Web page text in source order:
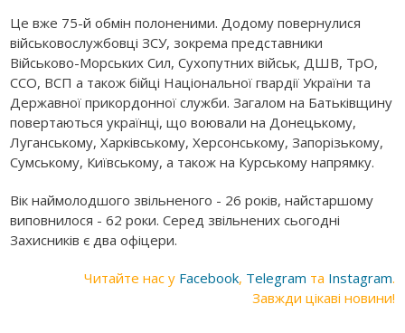
Це вже 75-й обмін полоненими. Додому повернулися
військовослужбовці ЗСУ, зокрема представники
Військово-Морських Сил, Сухопутних військ, ДШВ, ТрО,
ССО, ВСП а також бійці Національної гвардії України та
Державної прикордонної служби. Загалом на Батьківщину
повертаються українці, що воювали на Донецькому,
Луганському, Харківському, Херсонському, Запорізькому,
Сумському, Київському, а також на Курському напрямку.
Вік наймолодшого звільненого - 26 років, найстаршому
виповнилося - 62 роки. Серед звільнених сьогодні
Захисників є два офіцери.
Читайте нас у Facebook, Telegram та Instagram.
Завжди цікаві новини!